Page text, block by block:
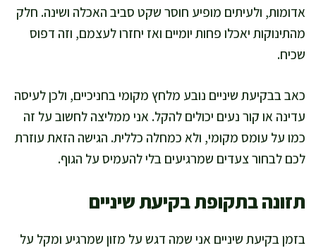
אדומות, ולעיתים מופיע חוסר שקט סביב האכלה ושינה. חלק
מהתינוקות יאכלו פחות יומיים ואז יחזרו לעצמם, וזה דפוס
שכיח.
כאב בבקיעת שיניים נובע מלחץ מקומי בחניכיים, ולכן לעיסה
עדינה או קור נעים יכולים להקל. אני ממליצה לחשוב על זה
כמו על עומס מקומי, ולא כמחלה כללית. הגישה הזאת עוזרת
לכם לבחור צעדים שמרגיעים בלי להעמיס על הגוף.
תזונה בתקופת בקיעת שיניים
בזמן בקיעת שיניים אני שמה דגש על מזון שמרגיע ומקל על